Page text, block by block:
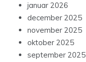
januar 2026
december 2025
november 2025
oktober 2025
september 2025